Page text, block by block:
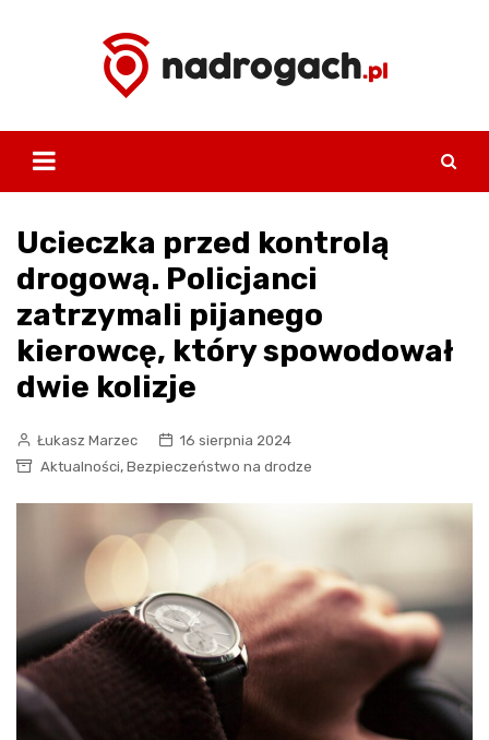
Ucieczka przed kontrolą
drogową. Policjanci
zatrzymali pijanego
kierowcę, który spowodował
dwie kolizje
Łukasz Marzec
16 sierpnia 2024
Aktualności, Bezpieczeństwo na drodze